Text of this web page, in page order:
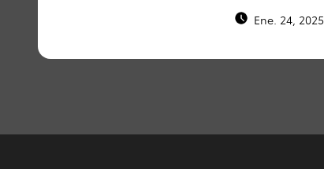
Ene. 24, 2025